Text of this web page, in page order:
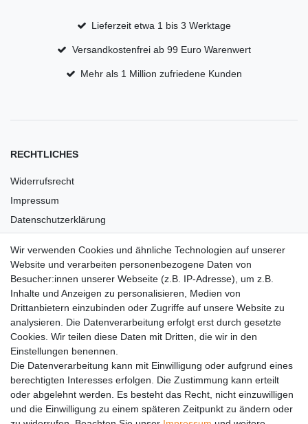
Lieferzeit etwa 1 bis 3 Werktage
Versandkostenfrei ab 99 Euro Warenwert
Mehr als 1 Million zufriedene Kunden
RECHTLICHES
Widerrufsrecht
Impressum
Datenschutzerklärung
Versandkosten
Barrierefreiheit
Anleitungen
Vertrag widerrufen
PARTNER
DHL
GLS
Wir verwenden Cookies und ähnliche Technologien auf unserer
Website und verarbeiten personenbezogene Daten von
Besucher:innen unserer Webseite (z.B. IP-Adresse), um z.B.
Inhalte und Anzeigen zu personalisieren, Medien von
Drittanbietern einzubinden oder Zugriffe auf unsere Website zu
analysieren. Die Datenverarbeitung erfolgt erst durch gesetzte
Cookies. Wir teilen diese Daten mit Dritten, die wir in den
Einstellungen benennen.
Die Datenverarbeitung kann mit Einwilligung oder aufgrund eines
berechtigten Interesses erfolgen. Die Zustimmung kann erteilt
oder abgelehnt werden. Es besteht das Recht, nicht einzuwilligen
und die Einwilligung zu einem späteren Zeitpunkt zu ändern oder